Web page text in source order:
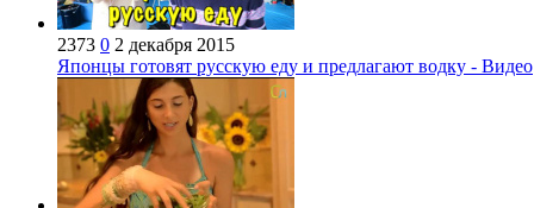
2373 0 2 декабря 2015
Японцы готовят русскую еду и предлагают водку - Видео